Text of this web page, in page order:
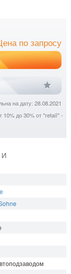
по запросу
на дату: 28.08.2021
10% до 30% от "retail" -
И